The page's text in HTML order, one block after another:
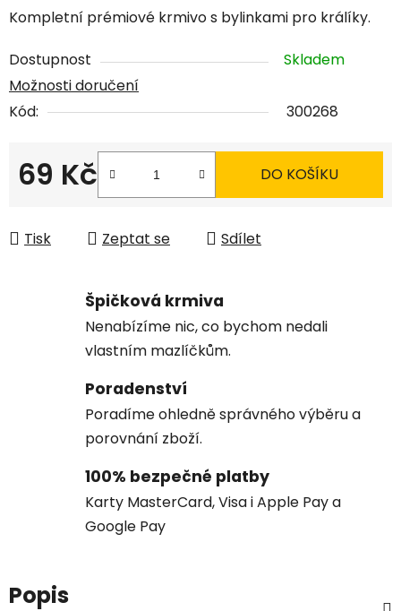
Kompletní prémiové krmivo s bylinkami pro králíky.
Dostupnost
Skladem
Možnosti doručení
Kód:
300268
69 Kč
Měrná cena:
DO KOŠÍKU
Tisk Zeptat se Sdílet
Špičková krmiva
Nenabízíme nic, co bychom nedali
vlastním mazlíčkům.
Poradenství
Poradíme ohledně správného výběru a
porovnání zboží.
100% bezpečné platby
Karty MasterCard, Visa i Apple Pay a
Google Pay
Popis